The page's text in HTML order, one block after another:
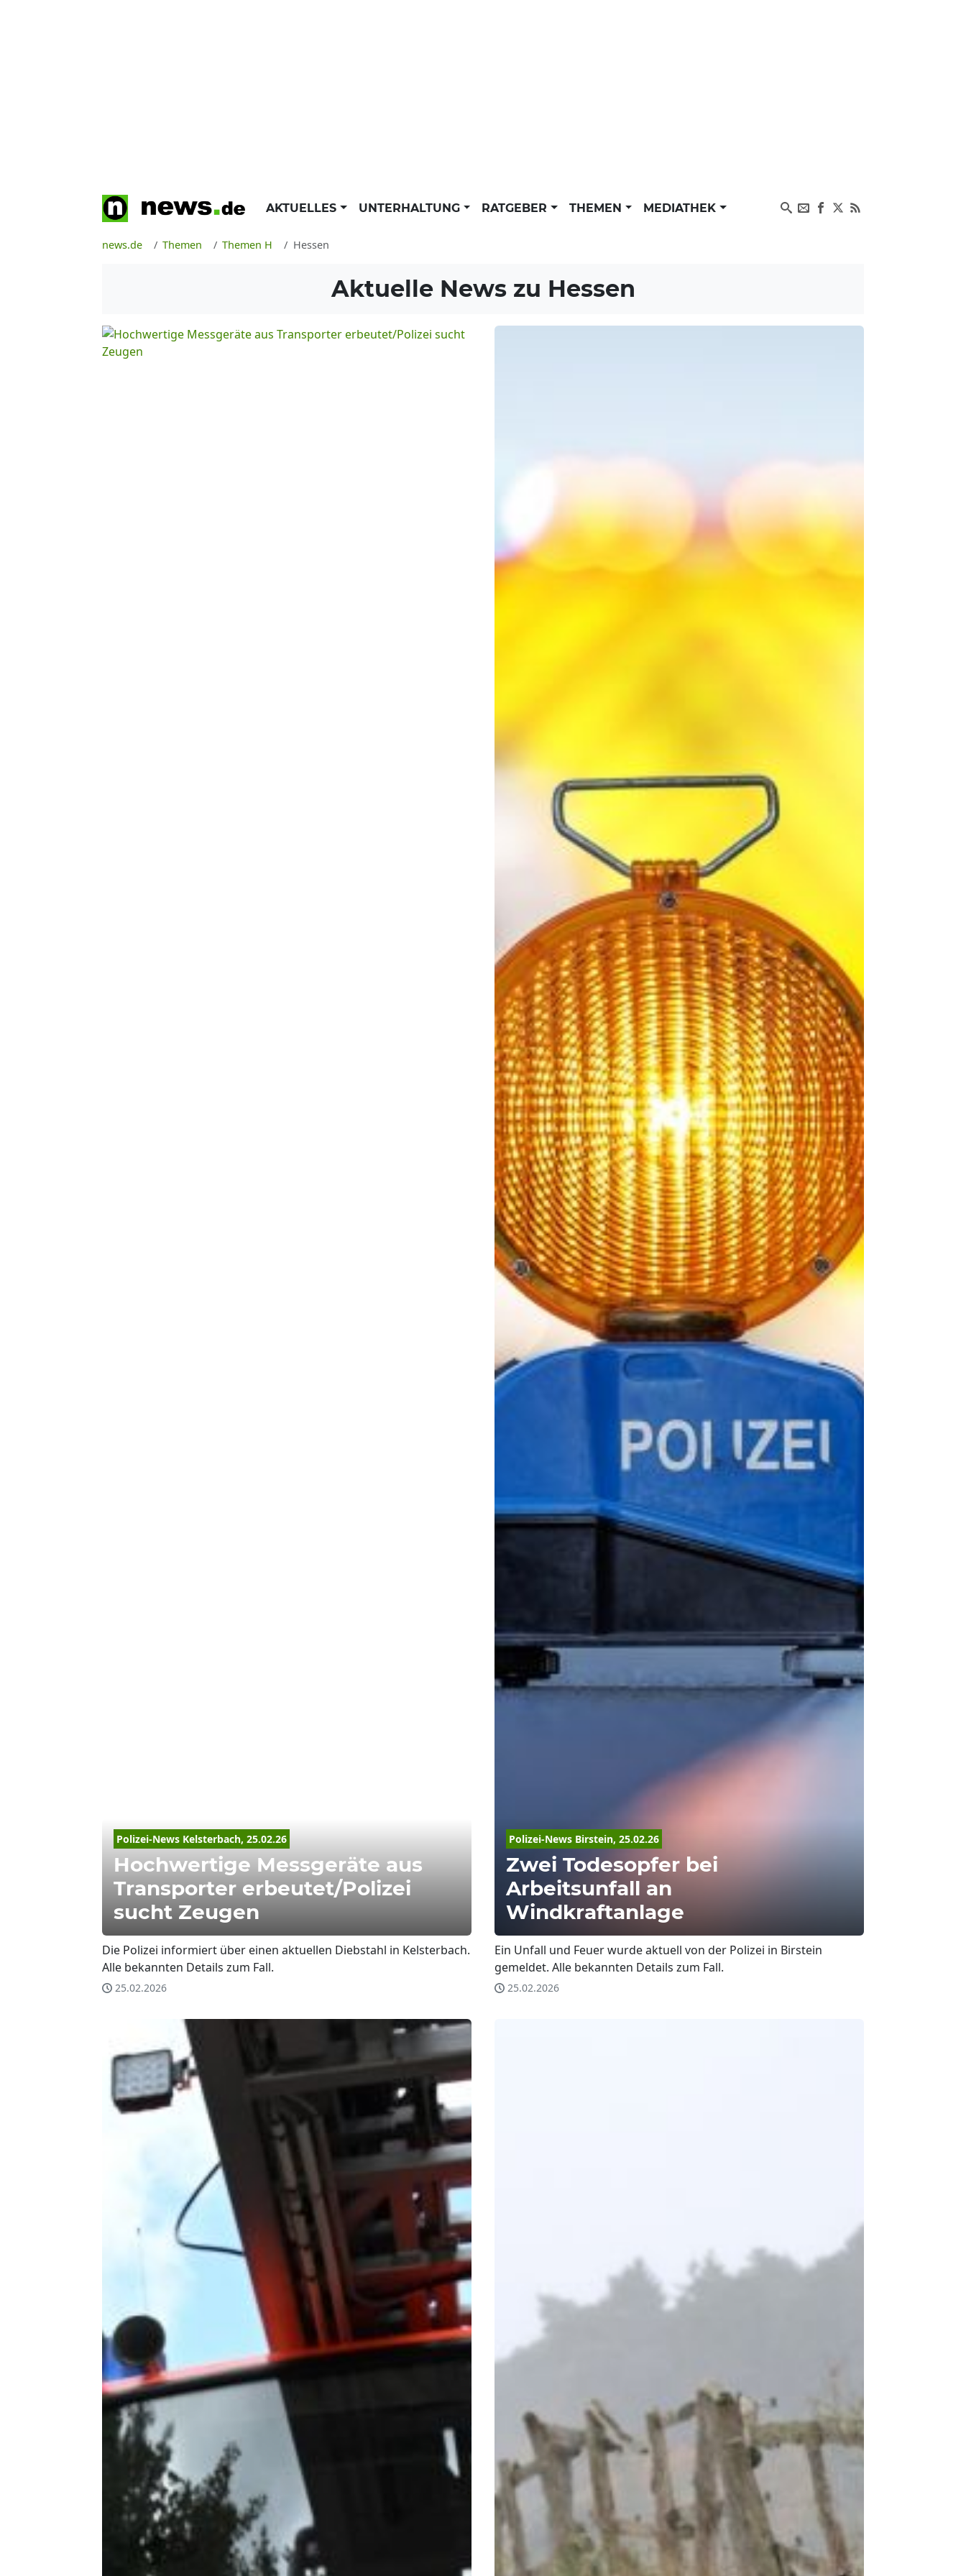
AKTUELLES UNTERHALTUNG RATGEBER THEMEN MEDIATHEK
news.de Themen Themen H Hessen
Aktuelle News zu Hessen
Polizei-News Kelsterbach, 25.02.26
Hochwertige Messgeräte aus
Transporter erbeutet/Polizei
sucht Zeugen
Die Polizei informiert über einen aktuellen Diebstahl in Kelsterbach.
Alle bekannten Details zum Fall.
25.02.2026
Polizei-News Birstein, 25.02.26
Zwei Todesopfer bei
Arbeitsunfall an
Windkraftanlage
Ein Unfall und Feuer wurde aktuell von der Polizei in Birstein
gemeldet. Alle bekannten Details zum Fall.
25.02.2026